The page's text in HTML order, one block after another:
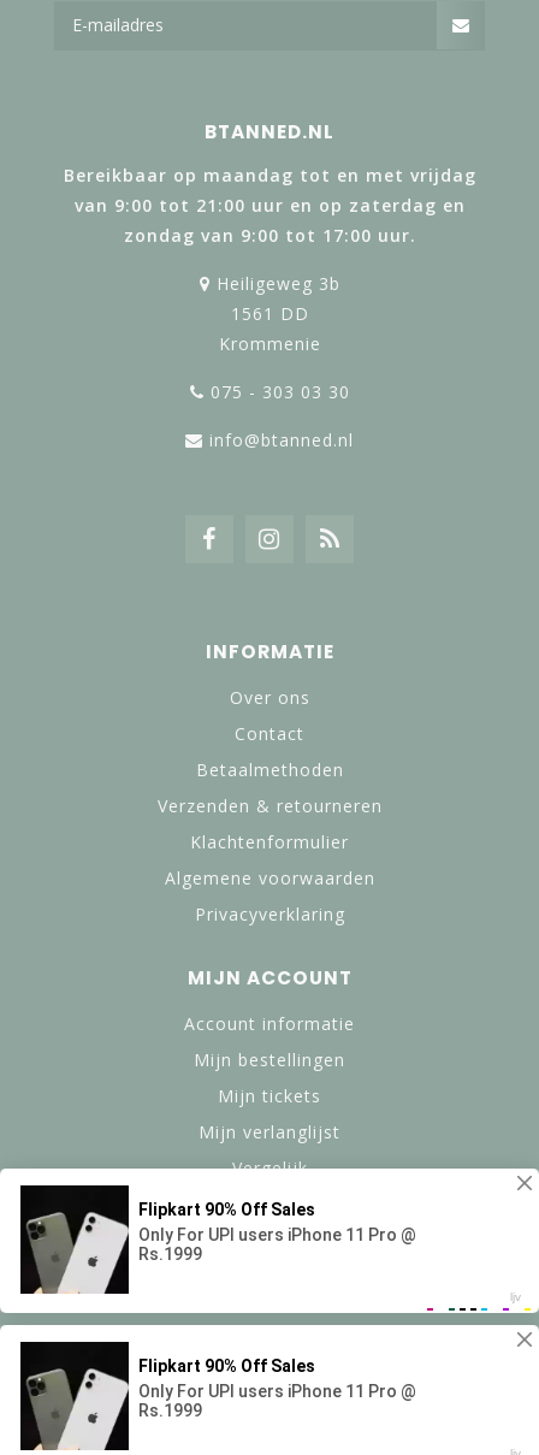
BTANNED.NL
Bereikbaar op maandag tot en met vrijdag
van 9:00 tot 21:00 uur en op zaterdag en
zondag van 9:00 tot 17:00 uur.
Heiligeweg 3b
1561 DD
Krommenie
075 - 303 03 30
info@btanned.nl
INFORMATIE
Over ons
Contact
Betaalmethoden
Verzenden & retourneren
Klachtenformulier
Algemene voorwaarden
Privacyverklaring
MIJN ACCOUNT
Account informatie
Mijn bestellingen
Mijn tickets
Mijn verlanglijst
Vergelijk
Alle producten
Theme by Dyvelopment
Saensun B.V. scores a